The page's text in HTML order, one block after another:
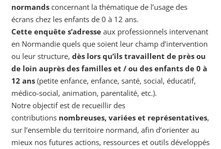
normands concernant la thématique de l’usage des
écrans chez les enfants de 0 à 12 ans.
Cette enquête s’adresse aux professionnels intervenant
en Normandie quels que soient leur champ d’intervention
ou leur structure, dès lors qu’ils travaillent de près ou
de loin auprès des familles et / ou des enfants de 0 à
12 ans (petite enfance, enfance, santé, social, éducatif,
médico-social, animation, parentalité, etc.).
Notre objectif est de recueillir des
contributions nombreuses, variées et représentatives,
sur l’ensemble du territoire normand, afin d’orienter au
mieux nos futures actions, ressources et outils développés